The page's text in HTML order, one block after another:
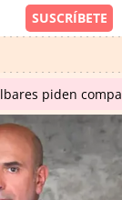
piden